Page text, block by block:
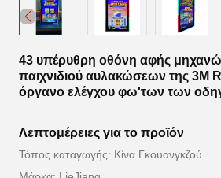
43 υπέρυθρη οθόνη αφής
παιχνιδιού αυλακώσεων της 3M
όργανο ελέγχου φω'των των
Λεπτομέρειες για το προϊόν
Τόπος καταγωγής: Κίνα Γκουανγκζού